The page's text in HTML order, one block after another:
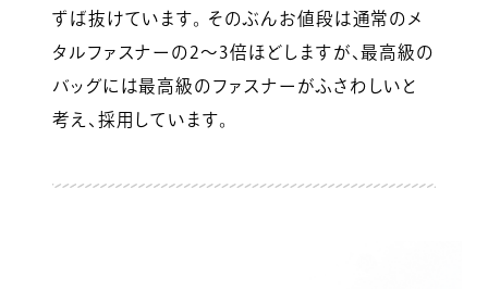
ずば抜けています。 そのぶんお値段は通常のメ
タルファスナーの2～3倍ほどしますが、最高級の
バッグには最高級のファスナーがふさわしいと
考え、採用しています。